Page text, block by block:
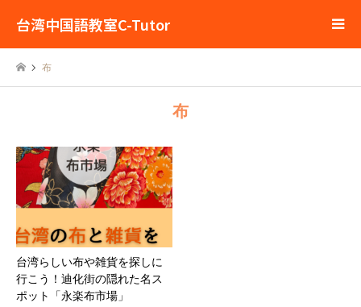
台湾中国語教室C-Tutor
布
布
台湾らしい布や雑貨を探しに
行こう！迪化街の隠れた名ス
ポット「永楽布市場」